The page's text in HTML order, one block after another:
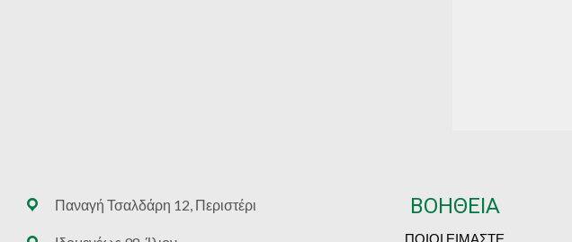
Παναγή Τσαλδάρη 12, Περιστέρι ΒΟΗΘΕΙΑ
ΠΟΙΟΙ ΕΙΜΑΣΤΕ